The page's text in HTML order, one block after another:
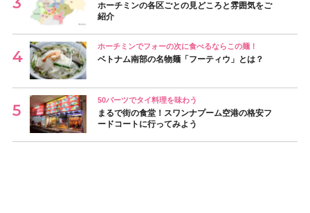
ホーチミンの各区ごとの見どころと雰囲気をご
紹介
ホーチミンでフォーの次に食べるならこの麺！
ベトナム南部の名物麺「フーティウ」とは？
50バーツでタイ料理を味わう
まるで街の食堂！スワンナプーム空港の格安フ
ードコートに行ってみよう